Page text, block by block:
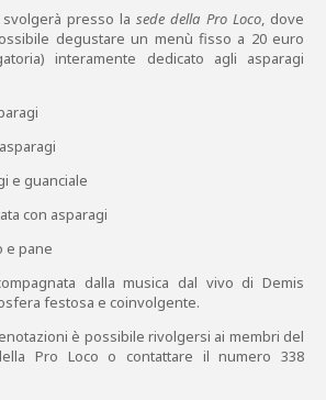
svolgerà presso lasede della Pro Loco, dove
degustare un menù fisso a 20 euro
interamente dedicato agli asparagi
e guanciale
con asparagi
e pane
dalla musica dal vivo di Demis
festosa e coinvolgente.
è possibile rivolgersi ai membri del
Pro Loco o contattare il numero 338